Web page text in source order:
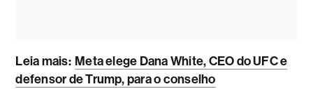
Leia mais: Meta elege Dana White, CEO do UFC e
defensor de Trump, para o conselho